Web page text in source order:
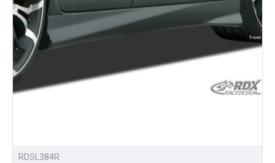
RDSL384R